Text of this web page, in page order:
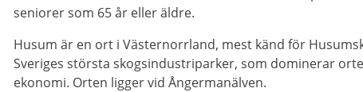
seniorer som 65 år eller äldre.
Husum är en ort i Västernorrland, mest känd för
Sveriges största skogsindustriparker, som dominerar
ekonomi. Orten ligger vid Ångermanälven.